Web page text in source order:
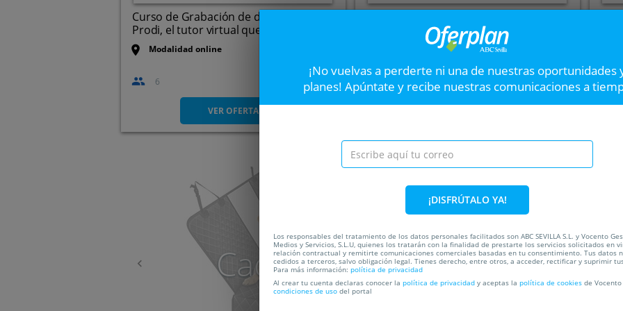
Curso de Grabación de datos con
Prodi, el tutor virtual que ...
Modalidad online
6
VER OFERTA
cebo loncheada certific...
32
Caducada
Funda protectora
coche
¡Protegerá tu vehículo en
34%
¡No vuelvas a perderte ni una de nuestras oportunidades
planes! Apúntate y recibe nuestras comunicaciones a
¡DISFRÚTALO YA!
Los responsables del tratamiento de los datos personales facilitados son ABC SEVILLA S.L. y Vocento
Medios y Servicios, S.L.U, quienes los tratarán con la finalidad de prestarte los servicios solicitados en
relación contractual y remitirte comunicaciones comerciales basadas en tu consentimiento. Tus datos
cedidos a terceros, salvo obligación legal. Tienes derecho, entre otros, a acceder, rectificar y suprimir
Para más información: política de privacidad
Al crear tu cuenta declaras conocer la política de privacidad y aceptas la política de cookies de
condiciones de uso del portal